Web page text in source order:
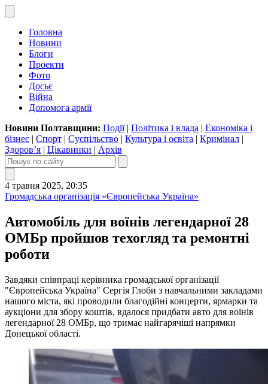
Головна
Новини
Блоги
Проекти
Фото
Досьє
Війна
Допомога армії
Новини Полтавщини: Події| Політика і влада | Економіка і
бізнес | Спорт | Суспільство | Культура і освіта | Кримінал |
Здоров’я | Цікавинки | Архів
4 травня 2025, 20:35
Громадська організація «Європейська Україна»
Автомобіль для воїнів легендарної 28
ОМБр пройшов техогляд та ремонтні
роботи
Завдяки співпраці керівника громадської організації
"Європейська Україна" Сергія Глоби з навчальними закладами
нашого міста, які проводили благодійні концерти, ярмарки та
аукціони для збору коштів, вдалося придбати авто для воїнів
легендарної 28 ОМБр, що тримає найгарячіші напрямки
Донецької області.